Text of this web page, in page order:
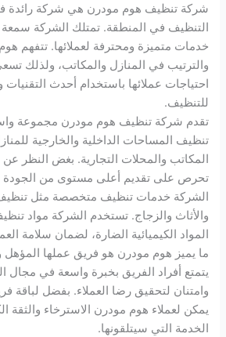
شركة تنظيف هوم مودرن هي شركة رائدة
التنظيف في المنطقة. تمتلك الشركة سمعة
خدمات متميزة ومحترفة لعملائها. تتفهم
والترتيب في المنازل والمكاتب، ولذلك تسعى
احتياجات عملائها باستخدام أحدث التقنيات
للتنظيف.
تقدم شركة تنظيف هوم مودرن مجموعة
تنظيف المساحات الداخلية والخارجية
المكاتب والمحلات التجارية. بغض النظر عن
تحرص على تقديم أعلى مستوى من الجودة
الشركة خدمات تنظيف متخصصة مثل تنظيف
والأثاث والزجاج. تستخدم الشركة مواد
المواد الكيميائية الضارة، لضمان سلامة
ما يميز هوم مودرن هو فريق عملها المؤهل
يتمتع أفراد الفريق بخبرة واسعة في مجال
وامتنان لتحقيق رضا العملاء. بفضل لباقة
يمكن لعملاء هوم مودرن الاسترخاء والثقة
الخدمة التي سيتلقونها.